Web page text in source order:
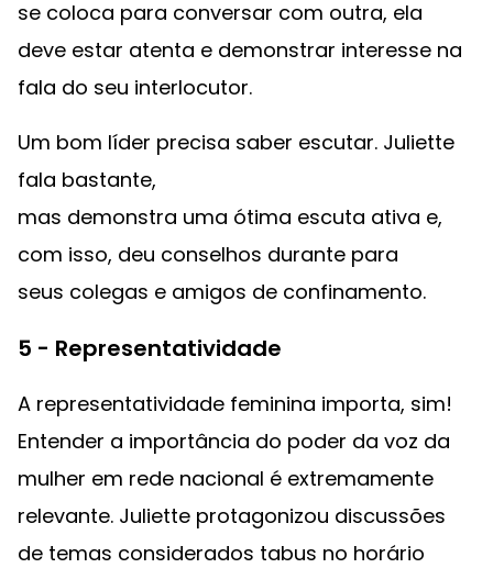
se coloca para conversar com outra, ela
deve estar atenta e demonstrar interesse na
fala do seu interlocutor.
Um bom líder precisa saber escutar. Juliette
fala bastante,
mas demonstra uma ótima escuta ativa e,
com isso, deu conselhos durante para
seus colegas e amigos de confinamento.
5 - Representatividade
A representatividade feminina importa, sim!
Entender a importância do poder da voz da
mulher em rede nacional é extremamente
relevante. Juliette protagonizou discussões
de temas considerados tabus no horário